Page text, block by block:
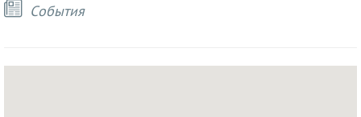
Cобытия